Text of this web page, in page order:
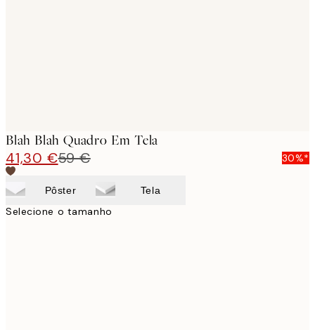
Blah Blah Quadro Em Tela
41,30 €59 € 30%*
Pôster Tela
Selecione o tamanho